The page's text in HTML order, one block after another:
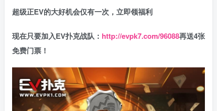
超级正EV的大好机会仅有一次，立即领福利
现在只要加入EV扑克战队： http://evpk7.com/96088再送4张
免费门票！